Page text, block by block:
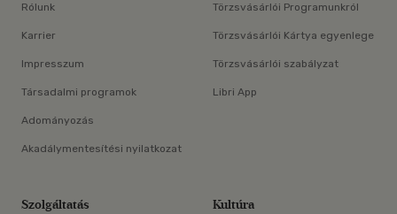
Rólunk
Karrier
Impresszum
Társadalmi programok
Adományozás
Akadálymentesítési nyilatkozat
Törzsvásárlói Programunkról
Törzsvásárlói Kártya egyenlege
Törzsvásárlói szabályzat
Libri App
Szolgáltatás Kultúra